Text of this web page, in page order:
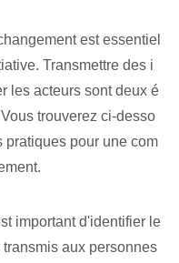
est essentiel
Transmettre des i
les acteurs sont deux é
trouverez ci-desso
pratiques pour une com
important d'identifier le
aux personnes